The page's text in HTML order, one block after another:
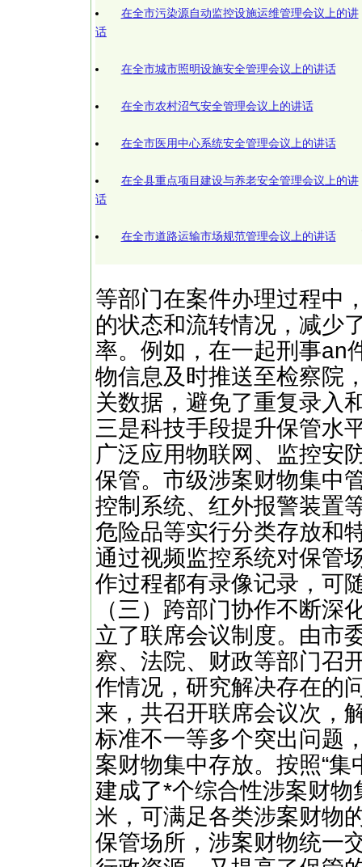
在全市污染源自动监控设施运维管理会议上的讲
话
在全市城市照明设施安全管理会议上的讲话
在全市农村沼气安全管理会议上的讲话
在全市医用中心系统安全管理会议上的讲话
在全县重点项目建设与养老安全管理会议上的讲
话
在全市道路运输市场规范管理会议上的讲话
等部门在案件办理过程中
的状态和流转情况，减少
率。例如，在一起刑事an
物信息及时推送至检察院
关数据，避免了重复录入
三是科技手段提升保管水
广泛应用物联网、监控安
保管。市级涉案财物集中
控制系统、红外报警装置
危险品等实行分类存放和
通过视频监控系统对保管
作过程都有录像记录，可
（三）跨部门协作不断深
立了联席会议制度。由市
察、法院、财政等部门召
作情况，研究解决存在的
来，共召开联席会议次，
标准不一等多个突出问题
案财物集中存放。按照“
建成了*个综合性涉案财
米，可满足各类涉案财物
保管场所，涉案财物统一